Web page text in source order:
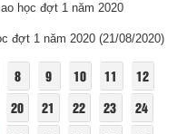
học đợt 1 năm 2020
đợt 1 năm 2020(21/08/2020)
8 9 10 11
12
20 21 22 23
24